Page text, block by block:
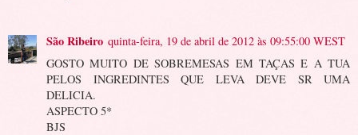
São Ribeiro quinta-feira, 19 de abril de 2012 às 09:55:00 WEST
GOSTO MUITO DE SOBREMESAS EM TAÇAS E A TUA
PELOS INGREDINTES QUE LEVA DEVE SR UMA
DELICIA.
ASPECTO 5*
BJS